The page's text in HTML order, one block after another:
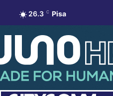
26.3 C Pisa